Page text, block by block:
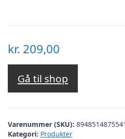
kr. 209,00
Gå til shop
Varenummer (SKU):
Kategori: Produkter